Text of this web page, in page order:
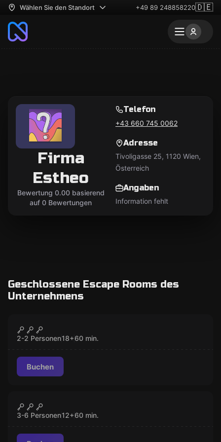
Wählen Sie den Standort +49 89 248858220🇩🇪
Firma
Estheo
Bewertung 0.00 basierend
auf 0 Bewertungen
Telefon
+43 660 745 0062
Adresse
Tivoligasse 25, 1120 Wien,
Österreich
Angaben
Information fehlt
Geschlossene Escape Rooms des
Unternehmens
Das Erwachen
2-2 Personen18+60 min.
Buchen
The Office
3-6 Personen12+60 min.